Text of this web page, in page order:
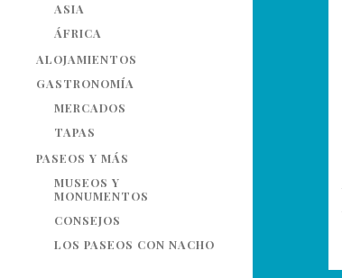
ASIA
ÁFRICA
ALOJAMIENTOS
GASTRONOMÍA
MERCADOS
TAPAS
PASEOS Y MÁS
MUSEOS Y
MONUMENTOS
CONSEJOS
LOS PASEOS CON NACHO